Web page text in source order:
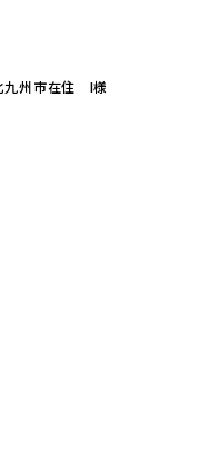
九州市在住 I様